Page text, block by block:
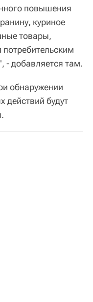
повышения
куриное
товары,
- добавляется там.
обнаружении
действий будут